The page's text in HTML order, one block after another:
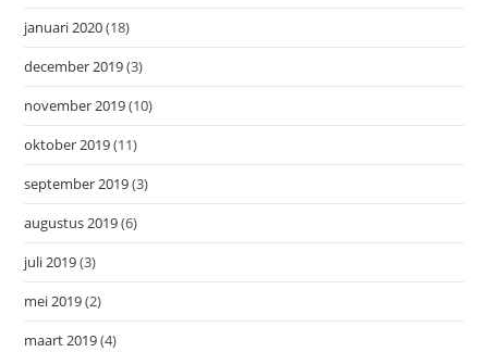
januari 2020(18)
december 2019(3)
november 2019(10)
oktober 2019(11)
september 2019(3)
augustus 2019(6)
juli 2019(3)
mei 2019(2)
maart 2019(4)